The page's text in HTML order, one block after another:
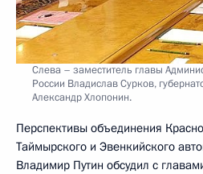
Слева – заместитель главы
России Владислав Сурков,
Александр Хлопонин.
Перспективы объединения
Таймырского и Эвенкийского
Владимир Путин обсудил с